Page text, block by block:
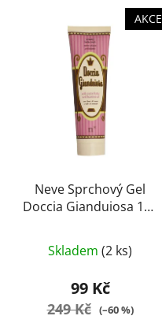
AKCE
Neve Sprchový Gel
Doccia Gianduiosa 150
Skladem (2 ks)
99 Kč
249 Kč (–60 %)